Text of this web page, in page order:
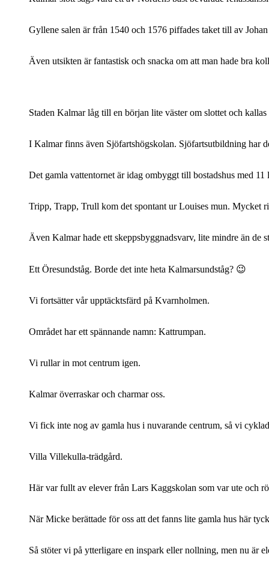
Gyllene salen är från 1540 och 1576 piffades taket till av
Även utsikten är fantastisk och snacka om att man hade bra
Staden Kalmar låg till en början lite väster om slottet och
I Kalmar finns även Sjöfartshögskolan. Sjöfartsutbildning har
Det gamla vattentornet är idag ombyggt till bostadshus med
Tripp, Trapp, Trull kom det spontant ur Louises mun. Mycket
Även Kalmar hade ett skeppsbyggnadsvarv, lite mindre än de
Ett Öresundståg. Borde det inte heta Kalmarsundståg? 😉
Vi fortsätter vår upptäcktsfärd på Kvarnholmen.
Området har ett spännande namn: Kattrumpan.
Vi rullar in mot centrum igen.
Kalmar överraskar och charmar oss.
Vi fick inte nog av gamla hus i nuvarande centrum, så vi
Villa Villekulla-trädgård.
Här var fullt av elever från Lars Kaggskolan som var ute och
När Micke berättade för oss att det fanns lite gamla hus här
Så stöter vi på ytterligare en inspark eller nollning, men nu är